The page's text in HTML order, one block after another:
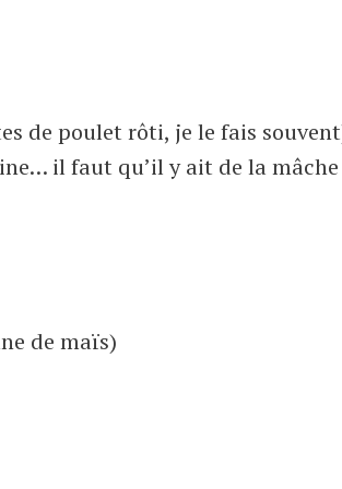
de poulet rôti, je le fais
il faut qu’il y ait de la
de maïs)